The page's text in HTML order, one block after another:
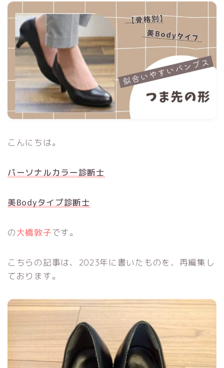
お申し込み
こんにちは。
パーソナルカラー診断士
美Bodyタイプ診断士
の大橋敦子です。
こちらの記事は、2023年に書いたものを、再編集し
ております。